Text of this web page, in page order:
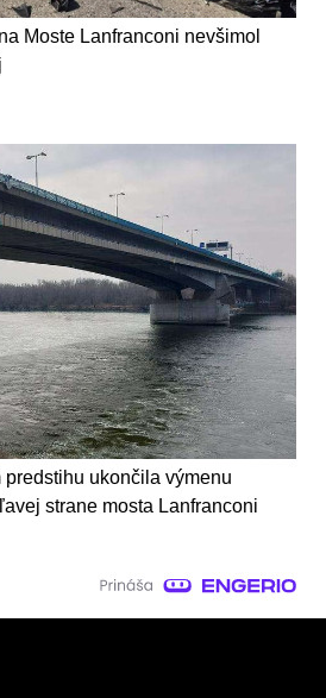
Moste Lanfranconi nevšimol
predstihu ukončila výmenu
strane mosta Lanfranconi